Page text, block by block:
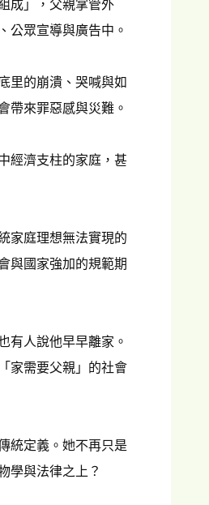
成」，父親掌管外
公眾宣導與廣告中。
里的崩潰、哭喊與如
帶來罪惡感與災難。
經濟支柱的家庭，甚
家庭理想無法實現的
與國家強加的規範期
有人說他早早離家。
家需要父親」的社會
統定義。她不再只是
學與法律之上？